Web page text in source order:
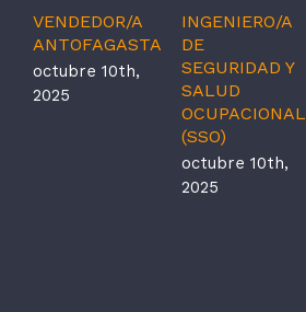
VENDEDOR/A
ANTOFAGASTA
octubre 10th,
2025
INGENIERO/A
DE
SEGURIDAD Y
SALUD
OCUPACIONAL
(SSO)
octubre 10th,
2025